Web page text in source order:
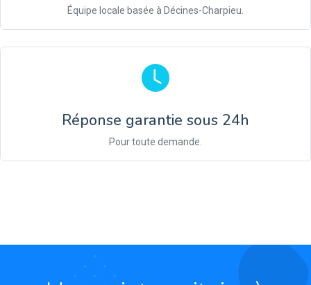
Équipe locale basée à Décines-Charpieu.
Réponse garantie sous 24h
Pour toute demande.